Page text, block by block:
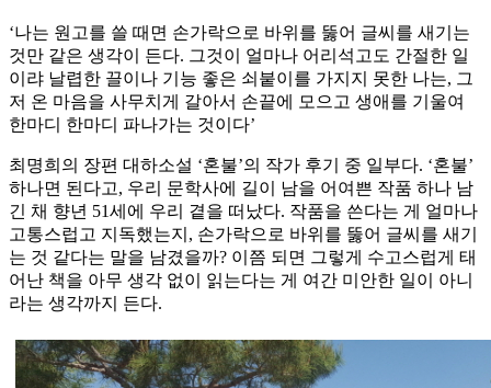
‘나는 원고를 쓸 때면 손가락으로 바위를 뚫어 글씨를 새기는
것만 같은 생각이 든다. 그것이 얼마나 어리석고도 간절한 일
이랴 날렵한 끌이나 기능 좋은 쇠붙이를 가지지 못한 나는, 그
저 온 마음을 사무치게 갈아서 손끝에 모으고 생애를 기울여
한마디 한마디 파나가는 것이다’
최명희의 장편 대하소설 ‘혼불’의 작가 후기 중 일부다. ‘혼불’
하나면 된다고, 우리 문학사에 길이 남을 어여쁜 작품 하나 남
긴 채 향년 51세에 우리 곁을 떠났다. 작품을 쓴다는 게 얼마나
고통스럽고 지독했는지, 손가락으로 바위를 뚫어 글씨를 새기
는 것 같다는 말을 남겼을까? 이쯤 되면 그렇게 수고스럽게 태
어난 책을 아무 생각 없이 읽는다는 게 여간 미안한 일이 아니
라는 생각까지 든다.